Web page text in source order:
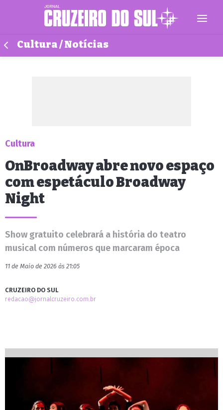
Cultura / Notícias
Cultura
OnBroadway abre novo espaço
com espetáculo Broadway
Night
Show gratuito celebrará a história do teatro
musical com números que marcaram época
11 de Maio de 2026 às 21:05
CRUZEIRO DO SUL
redacao@jornalcruzeiro.com.br